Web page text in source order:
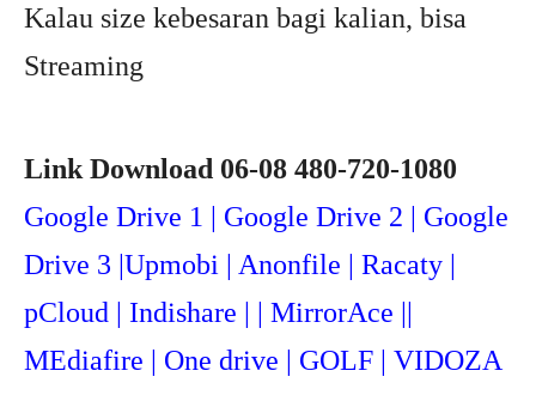
Kalau size kebesaran bagi kalian, bisa
Streaming
Link Download 06-08 480-720-1080
Google Drive 1 | Google Drive 2 | Google
Drive 3 |Upmobi | Anonfile | Racaty |
pCloud | Indishare | | MirrorAce ||
MEdiafire | One drive | GOLF | VIDOZA